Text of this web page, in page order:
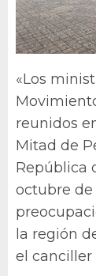
«Los
reunidos
Mitad de
República
octubre de
la región
el canciller